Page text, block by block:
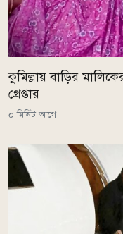
কুমিল্লায় বাড়ির
গ্রেপ্তার
০ মিনিট আগে